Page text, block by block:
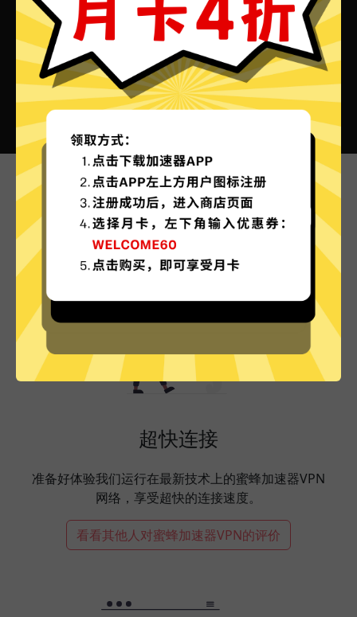
蜜蜂加速器VPN的特色
超快连接
准备好体验我们运行在最新技术上的蜜蜂加速器VPN
网络，享受超快的连接速度。
看看其他人对蜜蜂加速器VPN的评价